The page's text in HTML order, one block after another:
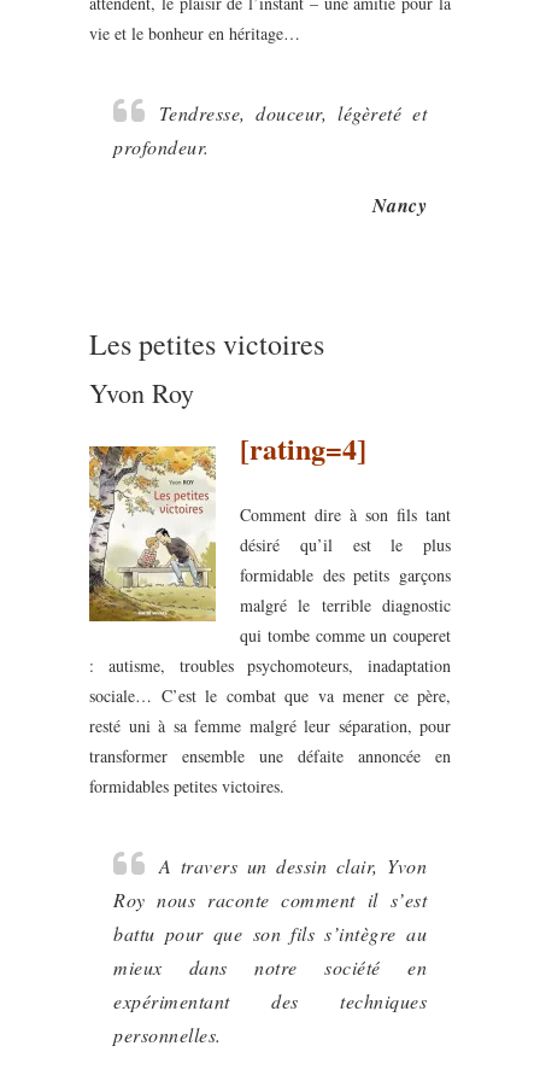
vie et le bonheur en héritage…
Tendresse, douceur, légèreté et
profondeur.
Nancy
Les petites victoires
Yvon Roy
[rating=4]
Comment dire à son fils tant
désiré qu’il est le plus
formidable des petits garçons
malgré le terrible diagnostic
qui tombe comme un couperet
: autisme, troubles psychomoteurs, inadaptation
sociale… C’est le combat que va mener ce père,
resté uni à sa femme malgré leur séparation, pour
transformer ensemble une défaite annoncée en
formidables petites victoires.
A travers un dessin clair, Yvon
Roy nous raconte comment il s’est
battu pour que son fils s’intègre au
mieux dans notre société en
expérimentant des techniques
personnelles.